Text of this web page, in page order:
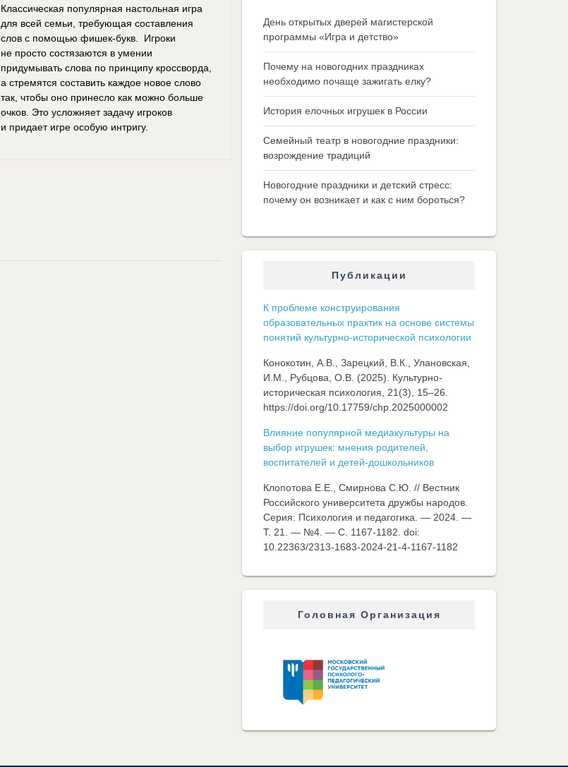
Классическая популярная настольная игра
для всей семьи, требующая составления
слов с помощью фишек-букв. Игроки
не просто состязаются в умении
придумывать слова по принципу кроссворда,
а стремятся составить каждое новое слово
так, чтобы оно принесло как можно больше
очков. Это усложняет задачу игроков
и придает игре особую интригу.
День открытых дверей магистерской
программы «Игра и детство»
Почему на новогодних праздниках
необходимо почаще зажигать елку?
История елочных игрушек в России
Семейный театр в новогодние праздники:
возрождение традиций
Новогодние праздники и детский стресс:
почему он возникает и как с ним бороться?
Публикации
К проблеме конструирования
образовательных практик на основе системы
понятий культурно-исторической психологии
Конокотин, А.В., Зарецкий, В.К., Улановская,
И.М., Рубцова, О.В. (2025). Культурно-
историческая психология, 21(3), 15–26.
https://doi.org/10.17759/chp.2025000002
Влияние популярной медиакультуры на
выбор игрушек: мнения родителей,
воспитателей и детей-дошкольников
Клопотова Е.Е., Смирнова С.Ю. // Вестник
Российского университета дружбы народов.
Серия: Психология и педагогика. — 2024. —
Т. 21. — №4. — C. 1167-1182. doi:
10.22363/2313-1683-2024-21-4-1167-1182
Головная Организация